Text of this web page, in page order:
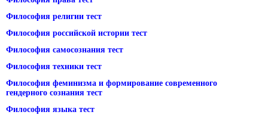
Философия религии тест
Философия российской истории тест
Философия самосознания тест
Философия техники тест
Философия феминизма и формирование современного
гендерного сознания тест
Философия языка тест